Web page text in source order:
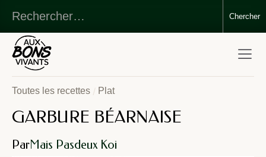
Toutes les recettes / Plat
GARBURE BÉARNAISE
ParMais Pasdeux Koi